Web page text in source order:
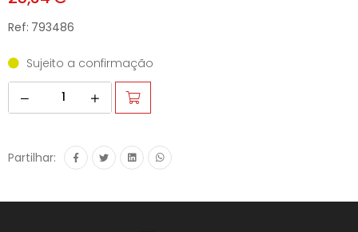
Ref: 793486
Sujeito a confirmação
Partilhar: